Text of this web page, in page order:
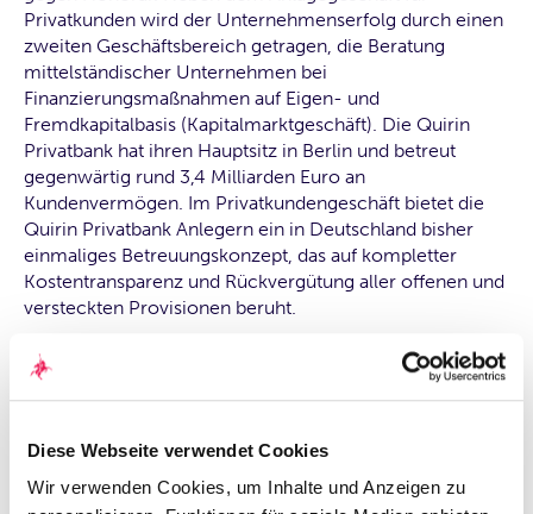
Diese Webseite verwendet Cookies
Wir verwenden Cookies, um Inhalte und Anzeigen zu
Privatkunden wird der Unternehmenserfolg durch einen
zweiten Geschäftsbereich getragen, die Beratung
mittelständischer Unternehmen bei
Finanzierungsmaßnahmen auf Eigen- und
Fremdkapitalbasis (Kapitalmarktgeschäft). Die Quirin
Privatbank hat ihren Hauptsitz in Berlin und betreut
gegenwärtig rund 3,4 Milliarden Euro an
Kundenvermögen. Im Privatkundengeschäft bietet die
Quirin Privatbank Anlegern ein in Deutschland bisher
einmaliges Betreuungskonzept, das auf kompletter
Kostentransparenz und Rückvergütung aller offenen und
versteckten Provisionen beruht.
Unternehmenskommunikation